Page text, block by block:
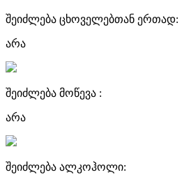
შეიძლება ცხოველებთან ერთად:
არა
შეიძლება მოწევა :
არა
შეიძლება ალკოჰოლი: